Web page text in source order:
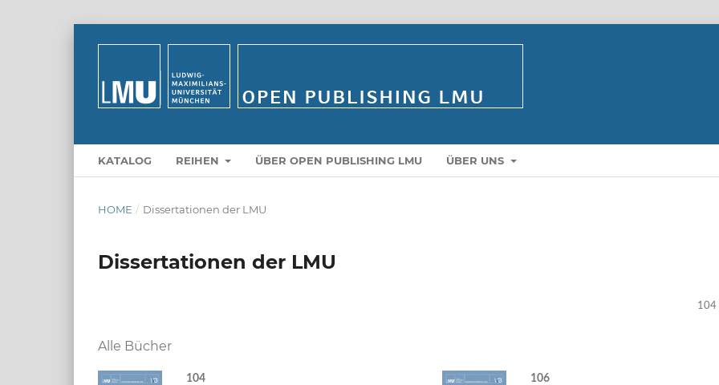
KATALOG REIHEN ÜBER OPEN PUBLISHING LMU ÜBER UNS
HOME / Dissertationen der LMU
Dissertationen der LMU
104
Alle Bücher
104 106